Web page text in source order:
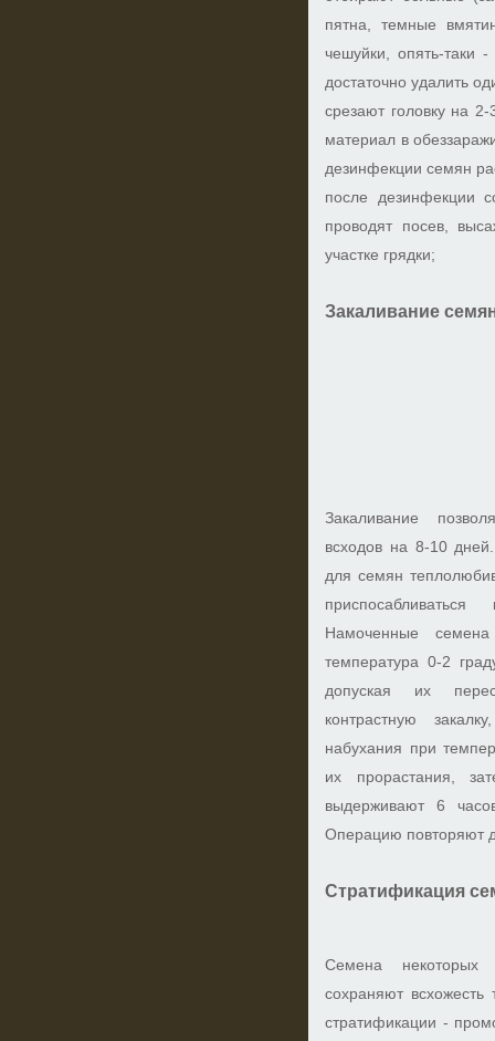
пятна, темные
чешуйки, опять-таки
достаточно удалить
срезают головку на
материал в
дезинфекции семян
после дезинфекции
проводят посев,
участке грядки;
Закаливание
Закаливание
всходов на 8-10
для семян
Намоченные
температура 0-2
допуская их
контрастную
набухания при
их прорастания,
выдерживают 6
Операцию повторяют
Стратификация
Семена некоторых
сохраняют всхожесть
стратификации -